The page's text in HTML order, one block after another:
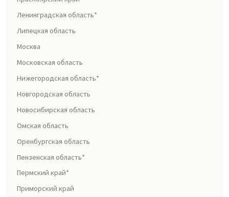
Ленинградская область*
Липецкая область
Москва
Московская область
Нижегородская область*
Новгородская область
Новосибирская область
Омская область
Оренбургская область
Пензенская область*
Пермский край*
Приморский край